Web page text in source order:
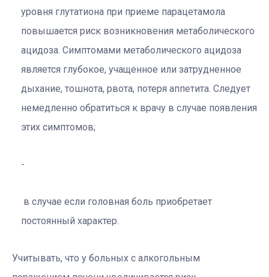
уровня глутатиона при приеме парацетамола
повышается риск возникновения метаболического
ацидоза. Симптомами метаболического ацидоза
является глубокое, учащенное или затрудненное
дыхание, тошнота, рвота, потеря аппетита. Следует
немедленно обратиться к врачу в случае появления
этих симптомов;
в случае если головная боль приобретает
постоянный характер.
Учитывать, что у больных с алкогольным